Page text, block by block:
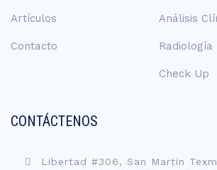
Artículos
Contacto
Análisis
Radiología
Check Up
CONTÁCTENOS
Libertad #306, San Martin